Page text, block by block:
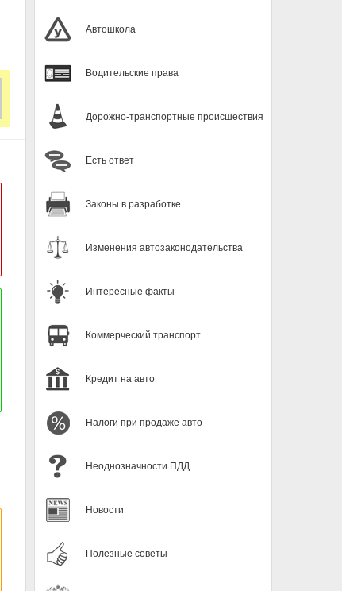
Автошкола
Водительские права
Дорожно-транспортные происшествия
Есть ответ
Законы в разработке
Изменения автозаконодательства
Интересные факты
Коммерческий транспорт
Кредит на авто
Налоги при продаже авто
Неоднозначности ПДД
Новости
Полезные советы